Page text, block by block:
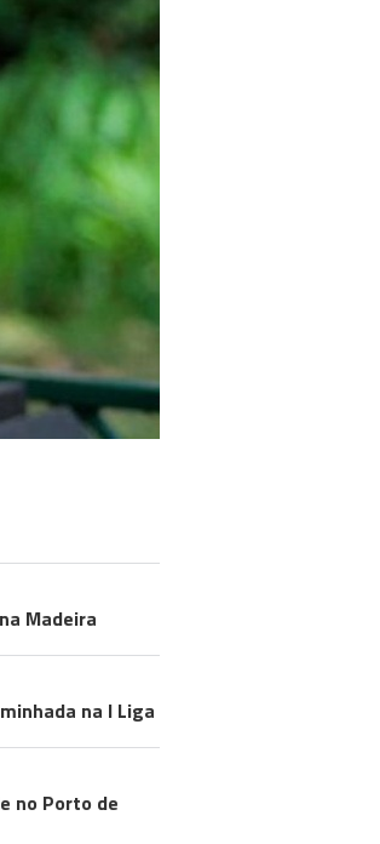
Madeira
na I Liga
no Porto de